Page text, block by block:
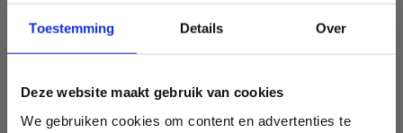
Toestemming Details Over
Deze website maakt gebruik van cookies
We gebruiken cookies om content en advertenties te